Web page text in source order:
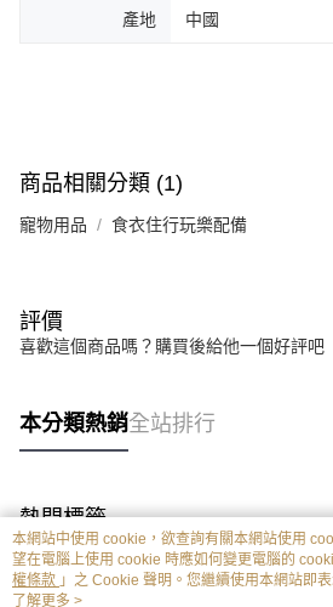
產地 中國
商品相關分類 (1)
寵物用品 食衣住行玩樂配備
評價
喜歡這個商品嗎？購買後給他一個好評吧
本分類熱銷全站排行
熱門標籤
本網站中使用 cookie，欲查詢有關本網站使用
望在電腦上使用 cookie 時應如何變更電腦的
權條款 」之 Cookie 聲明。您繼續使用本網站即
用條款之 Cookie 聲明使用 cookie。
了解更多 >